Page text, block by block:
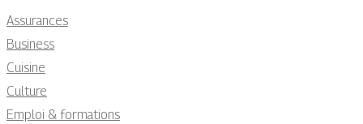
Assurances
Business
Cuisine
Culture
Emploi & formations